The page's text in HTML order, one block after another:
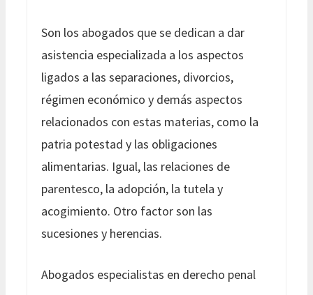
Son los abogados que se dedican a dar
asistencia especializada a los aspectos
ligados a las separaciones, divorcios,
régimen económico y demás aspectos
relacionados con estas materias, como la
patria potestad y las obligaciones
alimentarias. Igual, las relaciones de
parentesco, la adopción, la tutela y
acogimiento. Otro factor son las
sucesiones y herencias.
Abogados especialistas en derecho penal